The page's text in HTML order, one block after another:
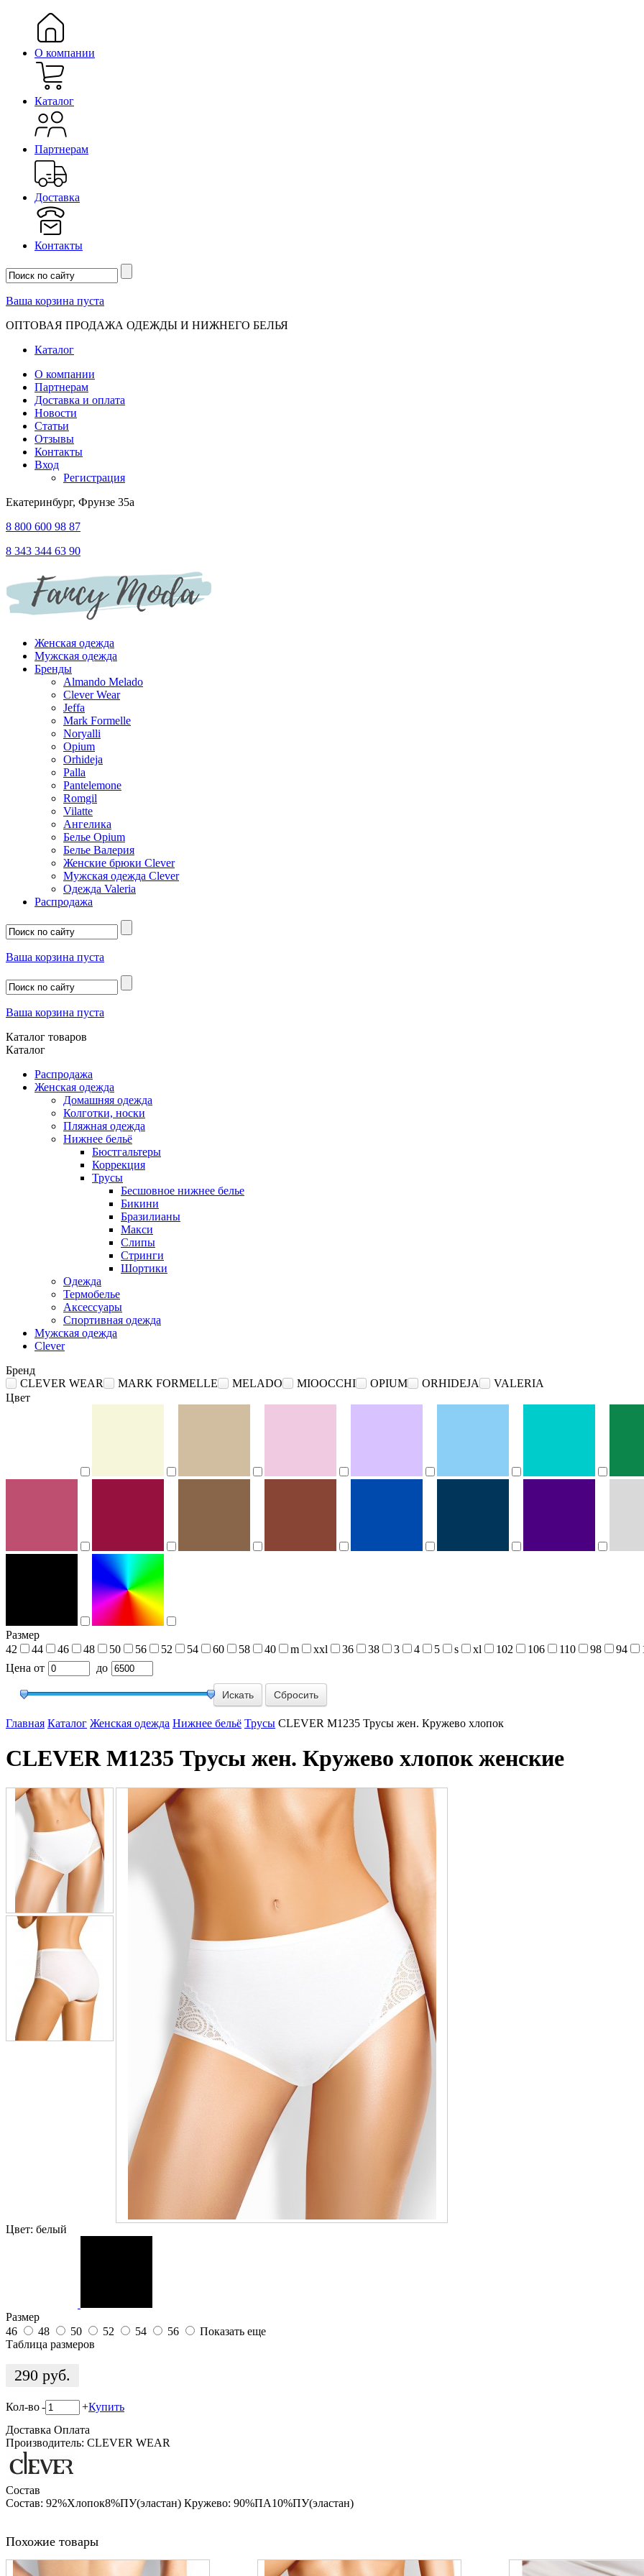
О компании
Каталог
Партнерам
Доставка
Контакты
Ваша корзина пуста
ОПТОВАЯ ПРОДАЖА ОДЕЖДЫ И НИЖНЕГО БЕЛЬЯ
Каталог
О компании
Партнерам
Доставка и оплата
Новости
Статьи
Отзывы
Контакты
Вход
Регистрация
Екатеринбург, Фрунзе 35а
8 800 600 98 87
8 343 344 63 90
Женская одежда
Мужская одежда
Бренды
Almando Melado
Clever Wear
Jeffa
Mark Formelle
Noryalli
Opium
Orhideja
Palla
Pantelemone
Romgil
Vilatte
Ангелика
Белье Opium
Белье Валерия
Женские брюки Clever
Мужская одежда Clever
Одежда Valeria
Распродажа
Ваша корзина пуста
Ваша корзина пуста
Каталог товаров
Каталог
Распродажа
Женская одежда
Домашняя одежда
Колготки, носки
Пляжная одежда
Нижнее бельё
Бюстгальтеры
Коррекция
Трусы
Бесшовное нижнее белье
Бикини
Бразилианы
Макси
Слипы
Стринги
Шортики
Одежда
Термобелье
Аксессуары
Спортивная одежда
Мужская одежда
Clever
Бренд
CLEVER WEAR
MARK FORMELLE MELADO MIOOCCHI OPIUM ORHIDEJA
VALERIA
Цвет
Размер
42
44 46 48 50 56 52 54 60 58 40 m xxl 36 38 3 4 5 s xl 102 106 110 98 94
Цена от до
Сбросить
Главная Каталог Женская одежда Нижнее бельё Трусы CLEVER M1235 Трусы жен. Кружево хлопок
CLEVER M1235 Трусы жен. Кружево хлопок женские
Цвет: белый
Размер
46
48 50 52 54 56
Показать еще
Таблица размеров
290 руб.
Кол-во- +Купить
Доставка Оплата
Производитель: CLEVER WEAR
Состав
Состав: 92%Хлопок8%ПУ(эластан) Кружево: 90%ПА10%ПУ(эластан)
Похожие товары